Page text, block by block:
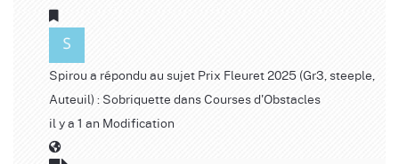
Spirou a répondu au sujet Prix Fleuret 2025 (Gr3, steeple,
Auteuil) : Sobriquette dansCourses d'Obstacles
il y a 1 an Modification